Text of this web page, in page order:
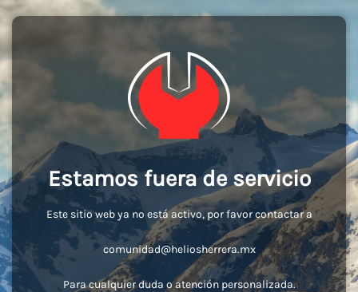
Estamos fuera de servicio
Este sitio web ya no está activo, por favor contactar a
comunidad@heliosherrera.mx
Para cualquier duda o atención personalizada.